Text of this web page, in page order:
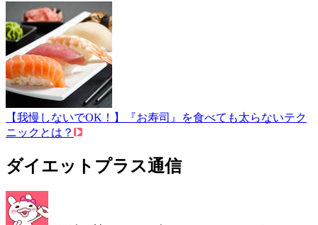
【我慢しないでOK！】『お寿司』を食べても太らないテク
ニックとは？
ダイエットプラス通信